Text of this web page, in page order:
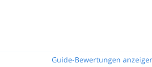
Vincent and Regina Margherita
you can climb with us: most of our team
routes several times during different
valleys and Alpine areas.
, that we like to share with
Guide-Bewertungen